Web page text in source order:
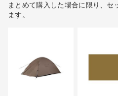
まとめて購入した場合に限り、
ます。